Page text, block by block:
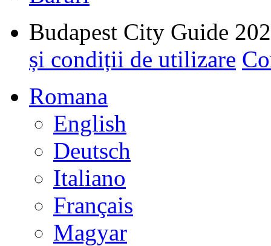
Budapest City Guide
și condiții de utilizare
Romana
English
Deutsch
Italiano
Français
Magyar